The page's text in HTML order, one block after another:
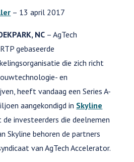
– 13 april 2017
NC – AgTech
gebaseerde
die zich richt
en
heeft vandaag een Series A-
aangekondigd in Skyline
de investeerders die deelnemen
Skyline behoren de partners
van AgTech Accelerator.